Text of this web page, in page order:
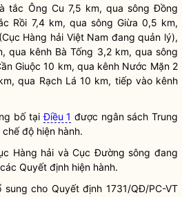
tắc Ông Cu 7,5 km, qua sông Đồng
Rồi 7,4 km, qua sông Giừa 0,5 km,
Hàng hải Việt Nam đang quản lý),
qua kênh Bà Tống 3,2 km, qua sông
Giuộc 10 km, qua kênh Nước Mặn 2
qua Rạch Lá 10 km, tiếp vào kênh
bố tạiĐiều 1 được ngân sách Trung
độ hiện hành.
Hàng hải và Cục Đường sông đang
Quyết định hiện hành.
cho Quyết định 1731/QĐ/PC-VT